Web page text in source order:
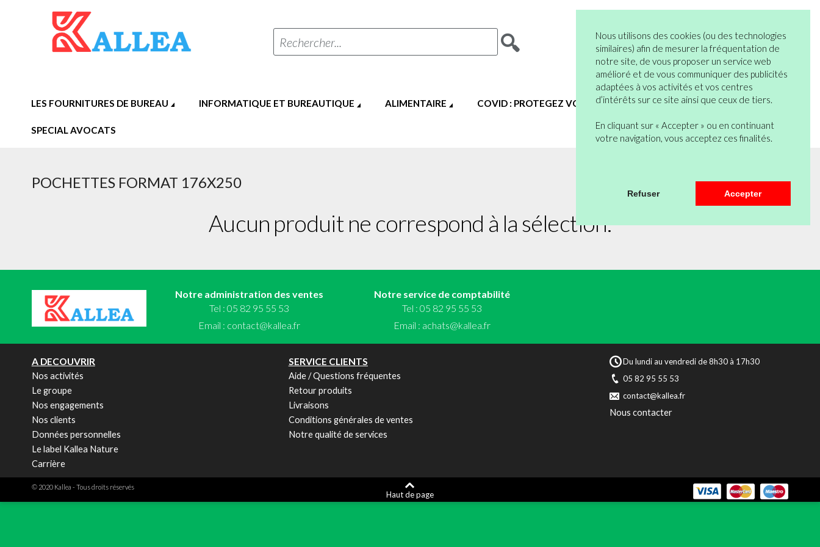
Nous utilisons des cookies (ou des technologies
similaires) afin de mesurer la fréquentation de
notre site, de vous proposer un service web
amélioré et de vous communiquer des publicités
adaptées à vos activités et vos centres
d’intérêts sur ce site ainsi que ceux de tiers.
En cliquant sur « Accepter » ou en continuant
votre navigation, vous acceptez ces finalités.
Refuser Accepter
Rechercher... Vous n’êtes pas encore en compte ?
Bienvenue
Mon Compte
0 articles
Mon Panier
LES FOURNITURES DE BUREAU INFORMATIQUE ET BUREAUTIQUE ALIMENTAIRE COVID : PROTEGEZ VOUS HYGIENE ET SERVICES GENERAUX
SPECIAL AVOCATS
POCHETTES FORMAT 176X250
Aucun produit ne correspond à la sélection.
Notre administration des ventes
Tel : 05 82 95 55 53
Email : contact@kallea.fr
Notre service de comptabilité
Tel : 05 82 95 55 53
Email : achats@kallea.fr
A DECOUVRIR
Nos activités
Le groupe
Nos engagements
Nos clients
Données personnelles
Le label Kallea Nature
Carrière
SERVICE CLIENTS
Aide / Questions fréquentes
Retour produits
Livraisons
Conditions générales de ventes
Notre qualité de services
Du lundi au vendredi de 8h30 à 17h30
05 82 95 55 53
contact@kallea.fr
Nous contacter
© 2020 Kallea - Tous droits réservés
Haut de page